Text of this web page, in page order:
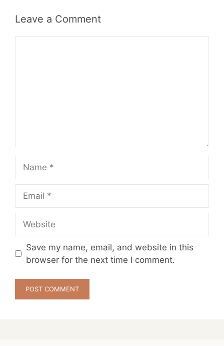
Leave a Comment
Save my name, email, and website in this
browser for the next time I comment.